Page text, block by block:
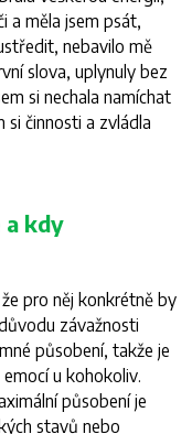
a měla jsem psát,
nebavilo mě
slova, uplynuly bez
si nechala namíchat
si činnosti a zvládla
a kdy
pro něj konkrétně by
závažnosti
působení, takže je
u kohokoliv.
působení je
stavů nebo